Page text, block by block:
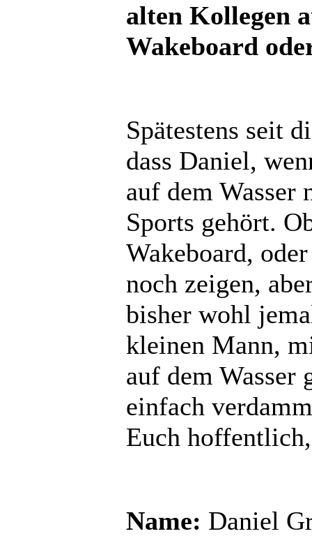
alten Kollegen
Wakeboard
Spätestens seit
dass Daniel,
auf dem
Sports gehört.
Wakeboard,
noch zeigen,
bisher wohl
kleinen Mann,
auf dem Wasser
einfach
Euch
Name: Daniel